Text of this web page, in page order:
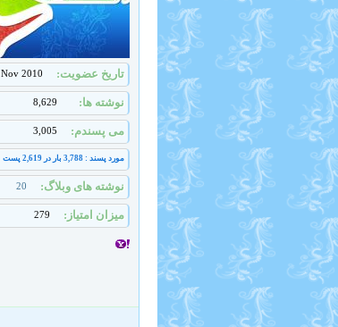
تاریخ عضویت Nov 2010
نوشته ها 8,629
می پسندم 3,005
مورد پسند : 3,788 بار در 2,619 پست
نوشته های وبلاگ 20
میزان امتیاز 279